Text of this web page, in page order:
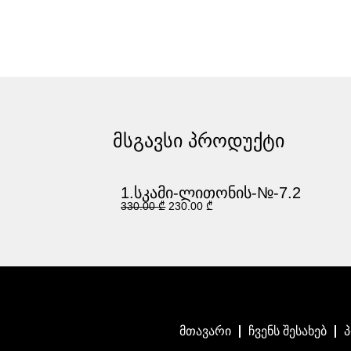
მსგავსი პროდუქტი
1.სკამი-ლითონის-№-7.2
330.00₾ 230.00 ₾
მთავარი ჩვენს შესახებ